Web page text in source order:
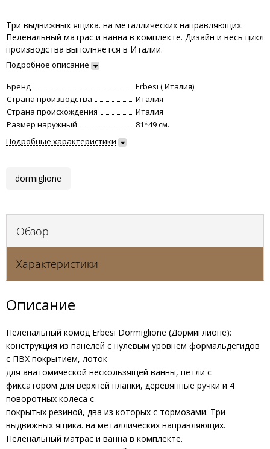
Три выдвижных ящика. на металлических направляющих.
Пеленальный матрас и ванна в комплекте. Дизайн и весь цикл
производства выполняется в Италии.
Подробное описание
Бренд
Erbesi ( Италия)
Страна производства
Италия
Страна происхождения
Италия
Размер наружный
81*49 см.
Подробные характеристики
dormiglione
Обзор
Характеристики
Описание
Пеленальный комод Erbesi Dormiglione (Дормиглионе):
конструкция из панелей с нулевым уровнем формальдегидов
с ПВХ покрытием, лоток
для анатомической нескользящей ванны, петли с
фиксатором для верхней планки, деревянные ручки и 4
поворотных колеса с
покрытых резиной, два из которых с тормозами. Три
выдвижных ящика. на металлических направляющих.
Пеленальный матрас и ванна в комплекте.